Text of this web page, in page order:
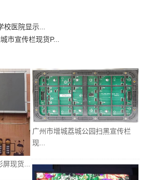
医院显示...
市宣传栏现货P...
屏现货...
广州市增城荔城公园扫黑宣传栏
现...